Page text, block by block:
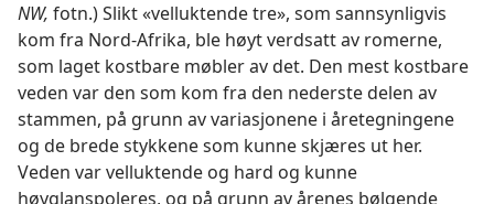
NW, fotn.) Slikt «velluktende tre», som sannsynligvis
kom fra Nord-Afrika, ble høyt verdsatt av romerne,
som laget kostbare møbler av det. Den mest kostbare
veden var den som kom fra den nederste delen av
stammen, på grunn av variasjonene i åretegningene
og de brede stykkene som kunne skjæres ut her.
Veden var velluktende og hard og kunne
høyglanspoleres, og på grunn av årenes bølgende